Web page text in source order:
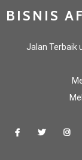
BISNIS
Jalan Terbaik